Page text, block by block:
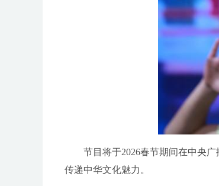
节目将于2026春节期间在中央
传递中华文化魅力。